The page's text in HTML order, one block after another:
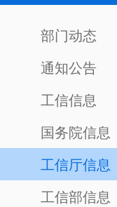
部门动态
通知公告
工信信息
国务院信息
工信厅信息
工信部信息